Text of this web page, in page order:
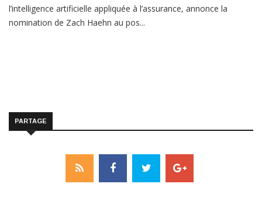
l’intelligence artificielle appliquée à l’assurance, annonce la
nomination de Zach Haehn au pos...
PARTAGE